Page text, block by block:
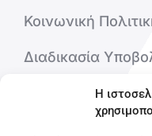
Η
Κοινωνική
Διαδικασία
Ποιοι είμαστε